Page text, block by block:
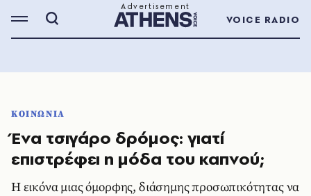
VOICE RADIO
ΚΟΙΝΩΝΙΑ
Ένα τσιγάρο δρόμος: γιατί
επιστρέφει η μόδα του καπνού;
Η εικόνα μιας όμορφης, διάσημης προσωπικότητας να